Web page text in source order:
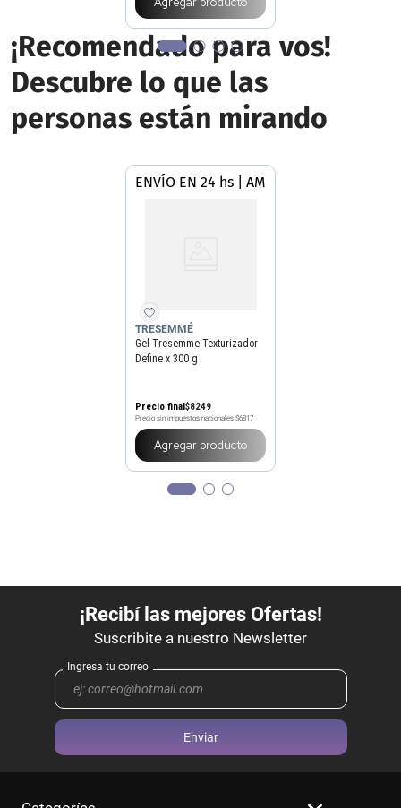
¡Recomendado para vos!
Descubre lo que las
personas están mirando
ENVÍO EN 24 hs | AMBA
TRESEMMÉ
Gel Tresemme Texturizador
Define x 300 g
Precio final$8249
Precio sin impuestos nacionales $6817
Agregar producto
Enviar